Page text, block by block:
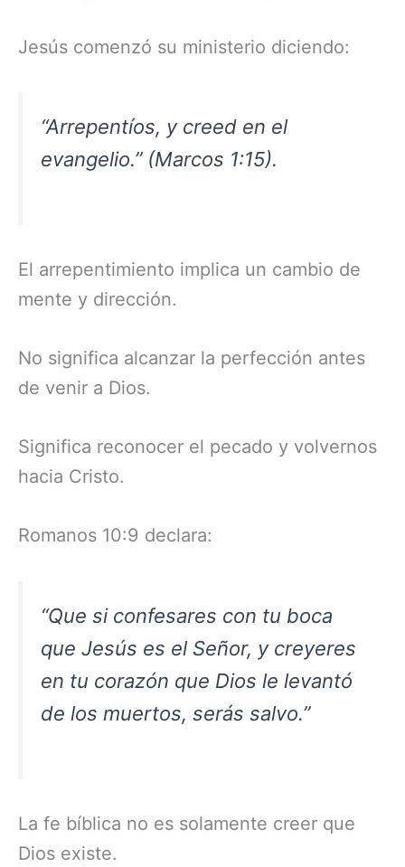
Jesús comenzó su ministerio diciendo:
“Arrepentíos, y creed en el
evangelio.” (Marcos 1:15).
El arrepentimiento implica un cambio de
mente y dirección.
No significa alcanzar la perfección antes
de venir a Dios.
Significa reconocer el pecado y volvernos
hacia Cristo.
Romanos 10:9 declara:
“Que si confesares con tu boca
que Jesús es el Señor, y creyeres
en tu corazón que Dios le levantó
de los muertos, serás salvo.”
La fe bíblica no es solamente creer que
Dios existe.